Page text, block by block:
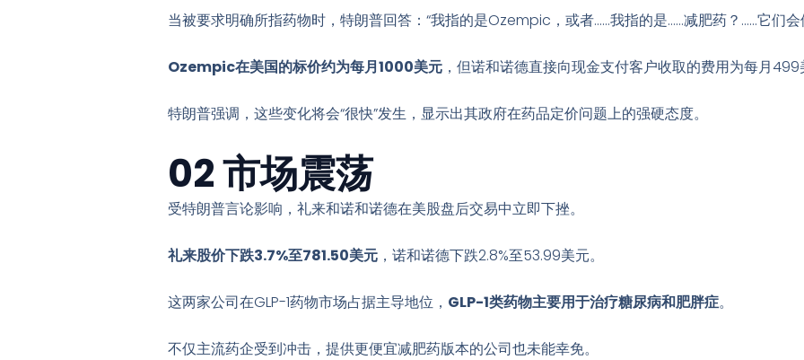
当被要求明确所指药物时，特朗普回答：“我指的是Ozempic，或者……我指的是……减肥药？……它们会
Ozempic在美国的标价约为每月1000美元 ，但诺和诺德直接向现金支付客户收取的费用为每月499
特朗普强调，这些变化将会“很快”发生 ，显示出其政府在药品定价问题上的强硬态度。
02 市场震荡
受特朗普言论影响，礼来和诺和诺德在美股盘后交易中立即下挫。
礼来股价下跌3.7%至781.50美元 ，诺和诺德下跌2.8%至53.99美元。
这两家公司在GLP-1药物市场占据主导地位， GLP-1类药物主要用于治疗糖尿病和肥胖症。
不仅主流药企受到冲击，提供更便宜减肥药版本的公司也未能幸免。